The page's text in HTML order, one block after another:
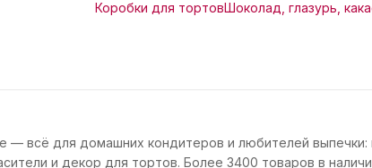
Коробки для тортовШоколад, глазурь,
— всё для домашних кондитеров и любителей выпечки:
и декор для тортов. Более 3400 товаров в